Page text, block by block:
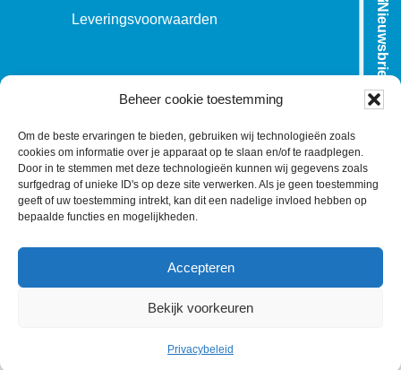
Beheer cookie toestemming
Om de beste ervaringen te bieden, gebruiken wij technologieën zoals
cookies om informatie over je apparaat op te slaan en/of te raadplegen.
Door in te stemmen met deze technologieën kunnen wij gegevens zoals
surfgedrag of unieke ID's op deze site verwerken. Als je geen toestemming
geeft of uw toestemming intrekt, kan dit een nadelige invloed hebben op
bepaalde functies en mogelijkheden.
Accepteren
Bekijk voorkeuren
Privacybeleid
Leveringsvoorwaarden
VOLG ONS OP:
L
i
n
T
w
i
F
a
c
o
Y
o
u
b
C
o
n
Partners
Nieuwsbrief